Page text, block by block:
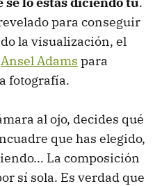
para conseguir
la visualización, el
Ansel Adams para
fotografía.
al ojo, decides qué
que has elegido,
La composición
sí sola. Es verdad que